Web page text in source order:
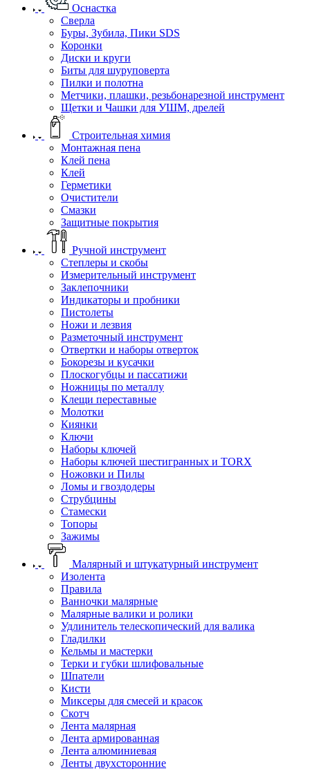
Оснастка
Сверла
Буры, Зубила, Пики SDS
Коронки
Диски и круги
Биты для шуруповерта
Пилки и полотна
Метчики, плашки, резьбонарезной инструмент
Щетки и Чашки для УШМ, дрелей
Строительная химия
Монтажная пена
Клей пена
Клей
Герметики
Очистители
Смазки
Защитные покрытия
Ручной инструмент
Степлеры и скобы
Измерительный инструмент
Заклепочники
Индикаторы и пробники
Пистолеты
Ножи и лезвия
Разметочный инструмент
Отвертки и наборы отверток
Бокорезы и кусачки
Плоскогубцы и пассатижи
Ножницы по металлу
Клещи переставные
Молотки
Киянки
Ключи
Наборы ключей
Наборы ключей шестигранных и TORX
Ножовки и Пилы
Ломы и гвоздодеры
Струбцины
Стамески
Топоры
Зажимы
Малярный и штукатурный инструмент
Изолента
Правила
Ванночки малярные
Малярные валики и ролики
Удлинитель телескопический для валика
Гладилки
Кельмы и мастерки
Терки и губки шлифовальные
Шпатели
Кисти
Миксеры для смесей и красок
Скотч
Лента малярная
Лента армированная
Лента алюминиевая
Ленты двухсторонние